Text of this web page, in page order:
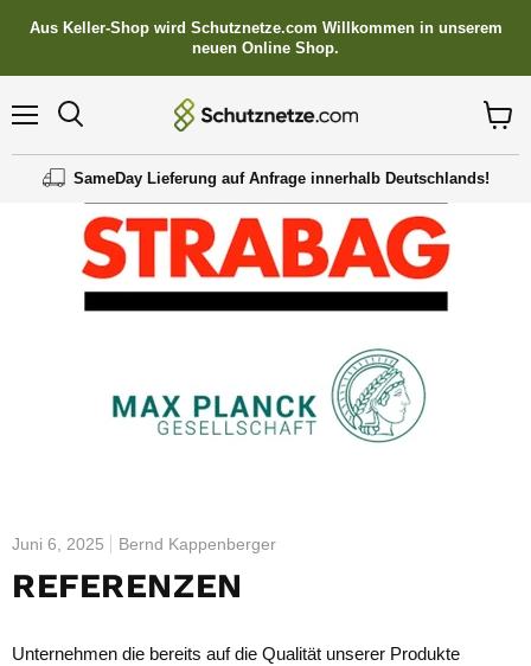
Aus Keller-Shop wird Schutznetze.com Willkommen in unserem
neuen Online Shop.
SameDay Lieferung auf Anfrage innerhalb Deutschlands!
Juni 6, 2025 Bernd Kappenberger
REFERENZEN
Unternehmen die bereits auf die Qualität unserer Produkte